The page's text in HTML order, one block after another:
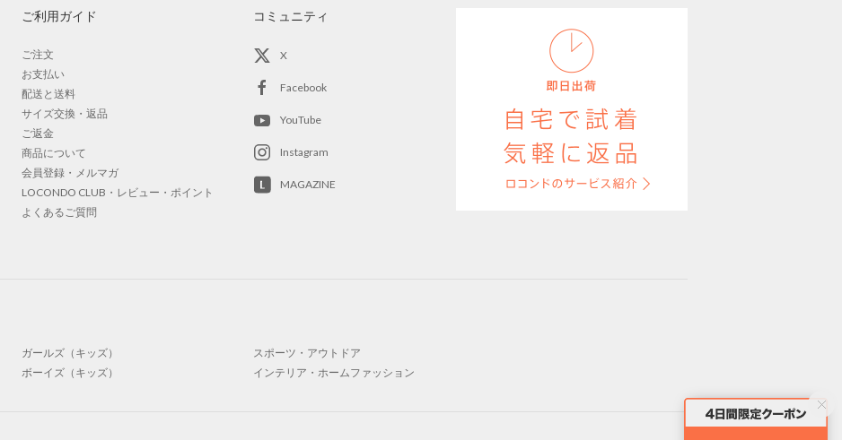
ご利用ガイド
ご注文
お支払い
配送と送料
サイズ交換・返品
ご返金
商品について
会員登録・メルマガ
LOCONDO CLUB・レビュー・ポイント
よくあるご質問
コミュニティ
X
Facebook
YouTube
Instagram
MAGAZINE
ガールズ（キッズ）
ボーイズ（キッズ）
スポーツ・アウトドア
インテリア・ホームファッション